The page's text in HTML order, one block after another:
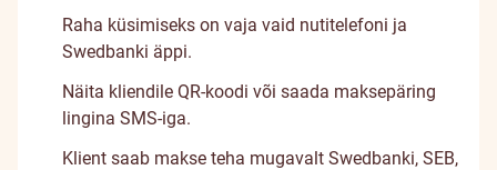
Raha küsimiseks on vaja vaid nutitelefoni ja
Swedbanki äppi.
Näita kliendile QR-koodi või saada maksepäring
lingina SMS-iga.
Klient saab makse teha mugavalt Swedbanki, SEB,